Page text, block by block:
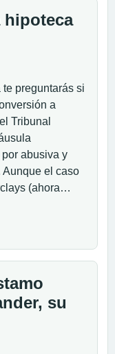
hipoteca
preguntarás si
a
Tribunal
abusiva y
Aunque el caso
(ahora…
su